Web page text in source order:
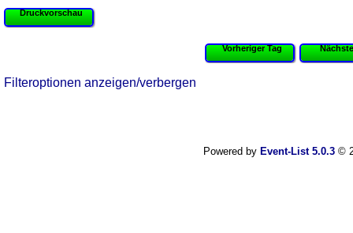
Druckvorschau
Vorheriger Tag
Filteroptionen anzeigen/verbergen
Powered by Event-List 5.0.3©